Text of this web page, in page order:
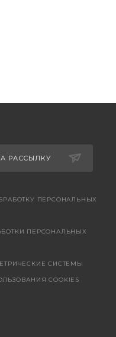
РАССЫЛКУ
ПЕРСОНАЛЬНЫХ
ПЕРСОНАЛЬНЫХ
СИСТЕМЫ
COOKIES